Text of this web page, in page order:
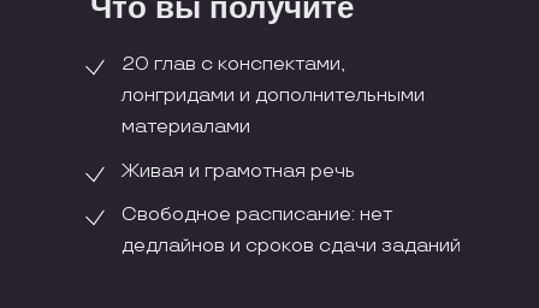
20 глав с конспектами,
лонгридами и дополнительными
материалами
Живая и грамотная речь
Свободное расписание: нет
дедлайнов и сроков сдачи заданий